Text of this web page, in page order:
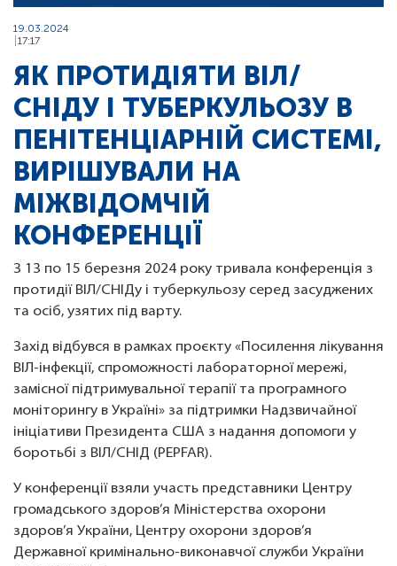
19.03.2024
17:17
ЯК ПРОТИДІЯТИ ВІЛ/
СНІДУ І ТУБЕРКУЛЬОЗУ В
ПЕНІТЕНЦІАРНІЙ СИСТЕМІ,
ВИРІШУВАЛИ НА
МІЖВІДОМЧІЙ
КОНФЕРЕНЦІЇ
З 13 по 15 березня 2024 року тривала конференція з
протидії ВІЛ/СНІДу і туберкульозу серед засуджених
та осіб, узятих під варту.
Захід відбувся в рамках проєкту «Посилення лікування
ВІЛ-інфекції, спроможності лабораторної мережі,
замісної підтримувальної терапії та програмного
моніторингу в Україні» за підтримки Надзвичайної
ініціативи Президента США з надання допомоги у
боротьбі з ВІЛ/СНІД (PEPFAR).
У конференції взяли участь представники Центру
громадського здоров’я Міністерства охорони
здоров’я України, Центру охорони здоров’я
Державної кримінально-виконавчої служби України